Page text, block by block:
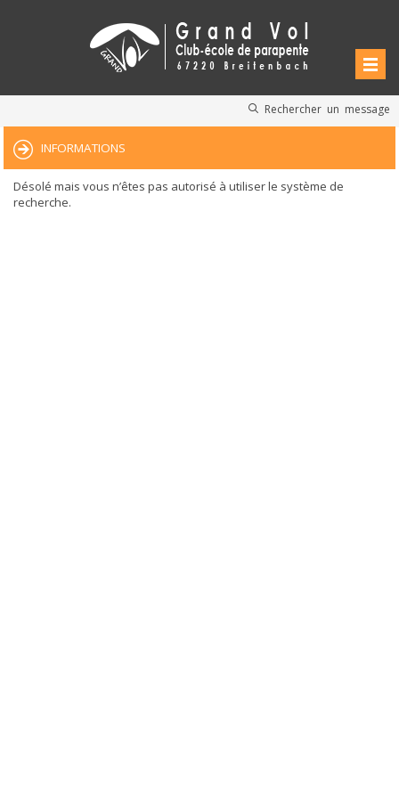
Rechercher un message
INFORMATIONS
Désolé mais vous n’êtes pas autorisé à utiliser le système de
recherche.